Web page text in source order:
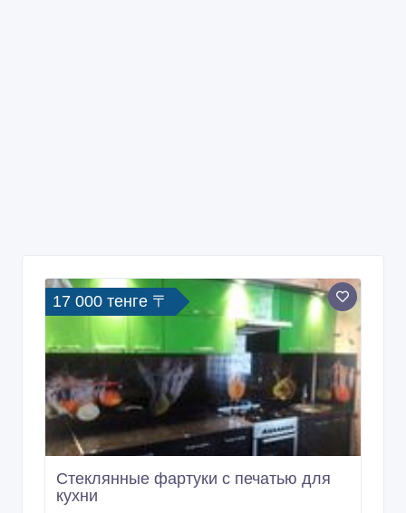
17 000 тенге 〒
Стеклянные фартуки с печатью для
кухни